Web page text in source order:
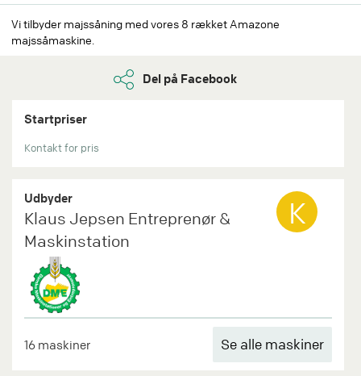
Vi tilbyder majssåning med vores 8 rækket Amazone
majssåmaskine.
Del på Facebook
Startpriser
Kontakt for pris
Udbyder
Klaus Jepsen Entreprenør &
Maskinstation
K
16 maskiner Se alle maskiner